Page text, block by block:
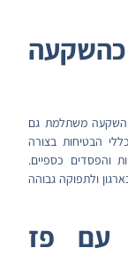
השקעה משתלמת גם
הבטיחות בצורה
והפסדים כספיים.
ולתפוקה גבוהה
עם פז